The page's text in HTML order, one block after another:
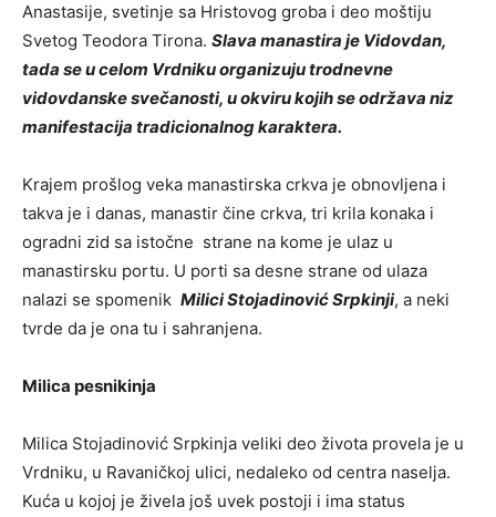
Anastasije, svetinje sa Hristovog groba i deo moštiju
Svetog Teodora Tirona. Slava manastira je Vidovdan,
tada se u celom Vrdniku organizuju trodnevne
vidovdanske svečanosti, u okviru kojih se održava niz
manifestacija tradicionalnog karaktera.
Krajem prošlog veka manastirska crkva je obnovljena i
takva je i danas, manastir čine crkva, tri krila konaka i
ogradni zid sa istočne strane na kome je ulaz u
manastirsku portu. U porti sa desne strane od ulaza
nalazi se spomenik Milici Stojadinović Srpkinji, a neki
tvrde da je ona tu i sahranjena.
Milica pesnikinja
Milica Stojadinović Srpkinja veliki deo života provela je u
Vrdniku, u Ravaničkoj ulici, nedaleko od centra naselja.
Kuća u kojoj je živela još uvek postoji i ima status